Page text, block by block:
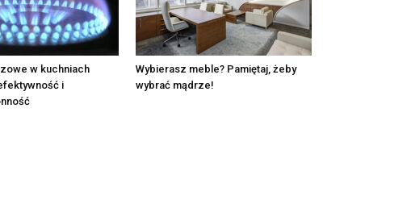
w kuchniach
i
Wybierasz meble? Pamiętaj, żeby
wybrać mądrze!